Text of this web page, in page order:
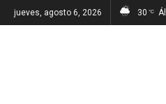
jueves, agosto 6, 2026 30 °C